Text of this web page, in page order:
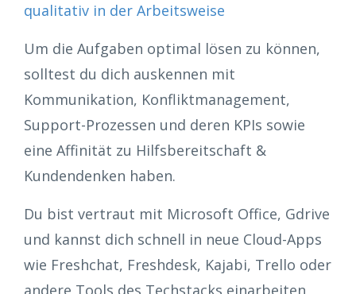
qualitativ in der Arbeitsweise
Um die Aufgaben optimal lösen zu können,
solltest du dich auskennen mit
Kommunikation, Konfliktmanagement,
Support-Prozessen und deren KPIs sowie
eine Affinität zu Hilfsbereitschaft &
Kundendenken haben.
Du bist vertraut mit Microsoft Office, Gdrive
und kannst dich schnell in neue Cloud-Apps
wie Freshchat, Freshdesk, Kajabi, Trello oder
andere Tools des Techstacks einarbeiten